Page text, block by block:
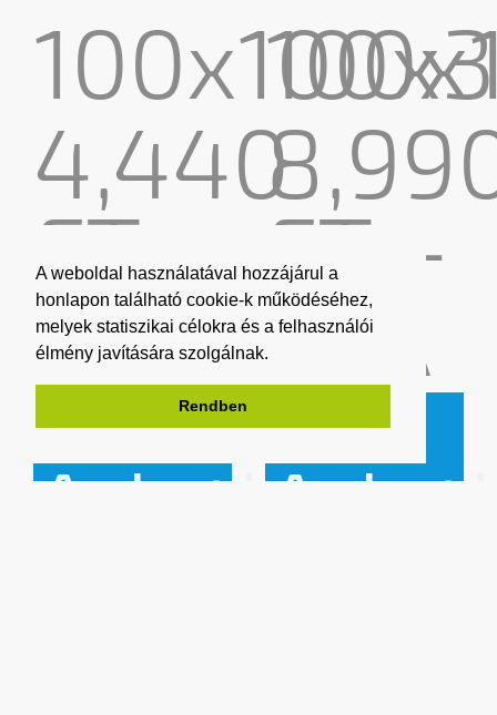
A weboldal használatával hozzájárul a
honlapon található cookie-k működéséhez,
melyek statiszikai célokra és a felhasználói
élmény javítására szolgálnak.
Rendben
4,440
FT +
ÁFA
Adatlap
FT +
ÁFA